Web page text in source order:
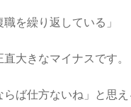
職を繰り返している」
大きなマイナスです。
らば仕方ないね」と思